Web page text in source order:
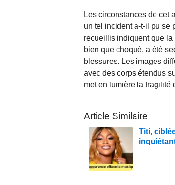
Les circonstances de cet
un tel incident a-t-il pu se
recueillis indiquent que
bien que choqué, a été
blessures. Les images
avec des corps étendus
met en lumière la fragilité
Article Similaire
Titi,